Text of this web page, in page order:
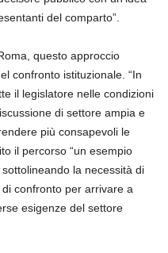
del comparto”.
questo approccio
confronto istituzionale. “In
il legislatore nelle condizioni
di settore ampia e
più consapevoli le
il percorso “un esempio
la necessità di
confronto per arrivare a
esigenze del settore